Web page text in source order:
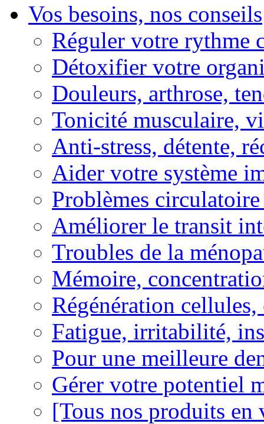
Vos besoins, nos conseils
Réguler votre rythme
Détoxifier votre
Douleurs, arthrose,
Tonicité musculaire,
Anti-stress, détente,
Aider votre système
Problèmes
Améliorer le transit
Troubles de la
Mémoire,
Régénération
Fatigue, irritabilité,
Pour une meilleure
Gérer votre potentiel
[Tous nos produits en